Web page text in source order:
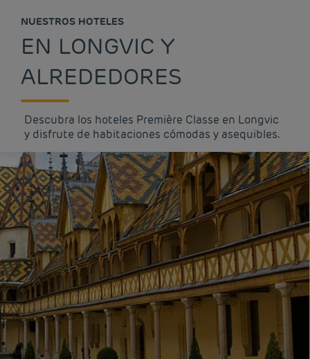
NUESTROS HOTELES
EN LONGVIC Y
ALREDEDORES
Descubra los hoteles Première Classe en Longvic
y disfrute de habitaciones cómodas y asequibles.